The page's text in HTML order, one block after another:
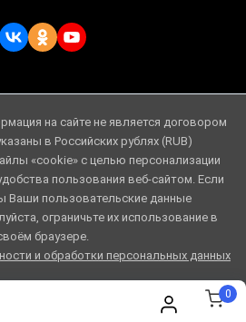
0
на сайте не является договором
в Российских рублях (RUB)
«cookie» с целью персонализации
пользования веб-сайтом. Если
Ваши пользовательские данные
ограничьте их использование в
браузере.
и обработки персональных данных